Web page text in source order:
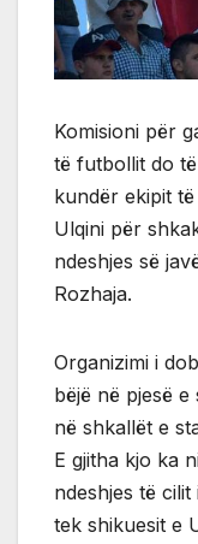
Komisioni për
të futbollit do
kundër ekipit
Ulqini për
ndeshjes së
Rozhaja.
Organizimi i
bëjë në pjesë
në shkallët e
E gjitha kjo ka
ndeshjes të
tek shikuesit e